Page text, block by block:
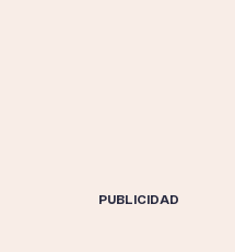
PUBLICIDAD